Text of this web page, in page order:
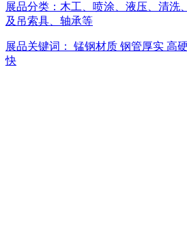
展品分类： 木工、喷涂、液压、清洗
及吊索具、轴承等
展品关键词： 锰钢材质 钢管厚实 高
快